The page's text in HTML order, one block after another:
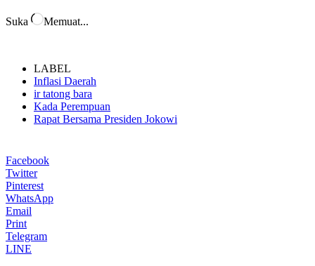
Suka Memuat...
LABEL
Inflasi Daerah
ir tatong bara
Kada Perempuan
Rapat Bersama Presiden Jokowi
Facebook
Twitter
Pinterest
WhatsApp
Email
Print
Telegram
LINE